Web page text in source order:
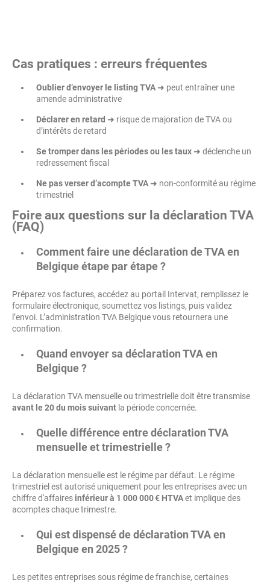
Cas pratiques : erreurs fréquentes
Oublier d’envoyer le listing TVA➜ peut entraîner une
amende administrative
Déclarer en retard ➜ risque de majoration de TVA ou
d’intérêts de retard
Se tromper dans les périodes ou les taux ➜ déclenche un
redressement fiscal
Ne pas verser d’acompte TVA➜ non-conformité au régime
trimestriel
Foire aux questions sur la déclaration TVA
(FAQ)
Comment faire une déclaration de TVA en
Belgique étape par étape ?
Préparez vos factures, accédez au portail Intervat, remplissez le
formulaire électronique, soumettez vos listings, puis validez
l’envoi. L’administration TVA Belgique vous retournera une
confirmation.
Quand envoyer sa déclaration TVA en
Belgique ?
La déclaration TVA mensuelle ou trimestrielle doit être transmise
avant le 20 du mois suivant la période concernée.
Quelle différence entre déclaration TVA
mensuelle et trimestrielle ?
La déclaration mensuelle est le régime par défaut. Le régime
trimestriel est autorisé uniquement pour les entreprises avec un
chiffre d'affaires inférieur à 1 000 000 € HTVAet implique des
acomptes chaque trimestre.
Qui est dispensé de déclaration TVA en
Belgique en 2025 ?
Les petites entreprises sous régime de franchise, certaines